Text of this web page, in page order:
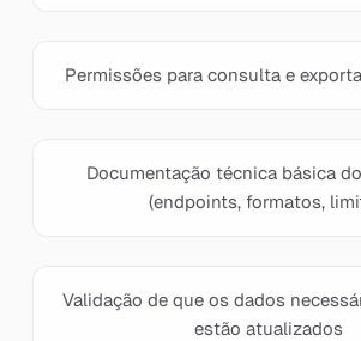
Permissões para consulta e
Documentação técnica básica
(endpoints, formatos,
Validação de que os dados
estão atualizados